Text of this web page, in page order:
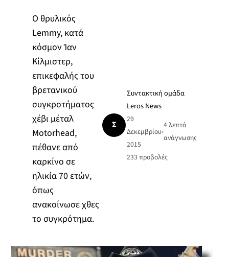
Ο θρυλικός
Lemmy, κατά
κόσμον Ίαν
Κίλμιστερ,
επικεφαλής του
βρετανικού
συγκροτήματος
χέβι μέταλ
Motorhead,
πέθανε από
καρκίνο σε
ηλικία 70 ετών,
όπως
ανακοίνωσε χθες
το συγκρότημα.
Σ
Συντακτική ομάδα
Leros News
29
Δεκεμβρίου
2015
•
4 λεπτά
ανάγνωσης
233 προβολές